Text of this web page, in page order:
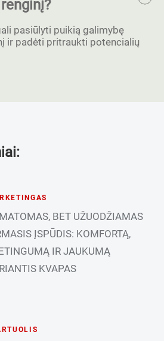
pasiūlyti puikią galimybę
ir padėti pritraukti potencialių
BET UŽUODŽIAMAS
ĮSPŪDIS: KOMFORTĄ,
IR JAUKUMĄ
KVAPAS